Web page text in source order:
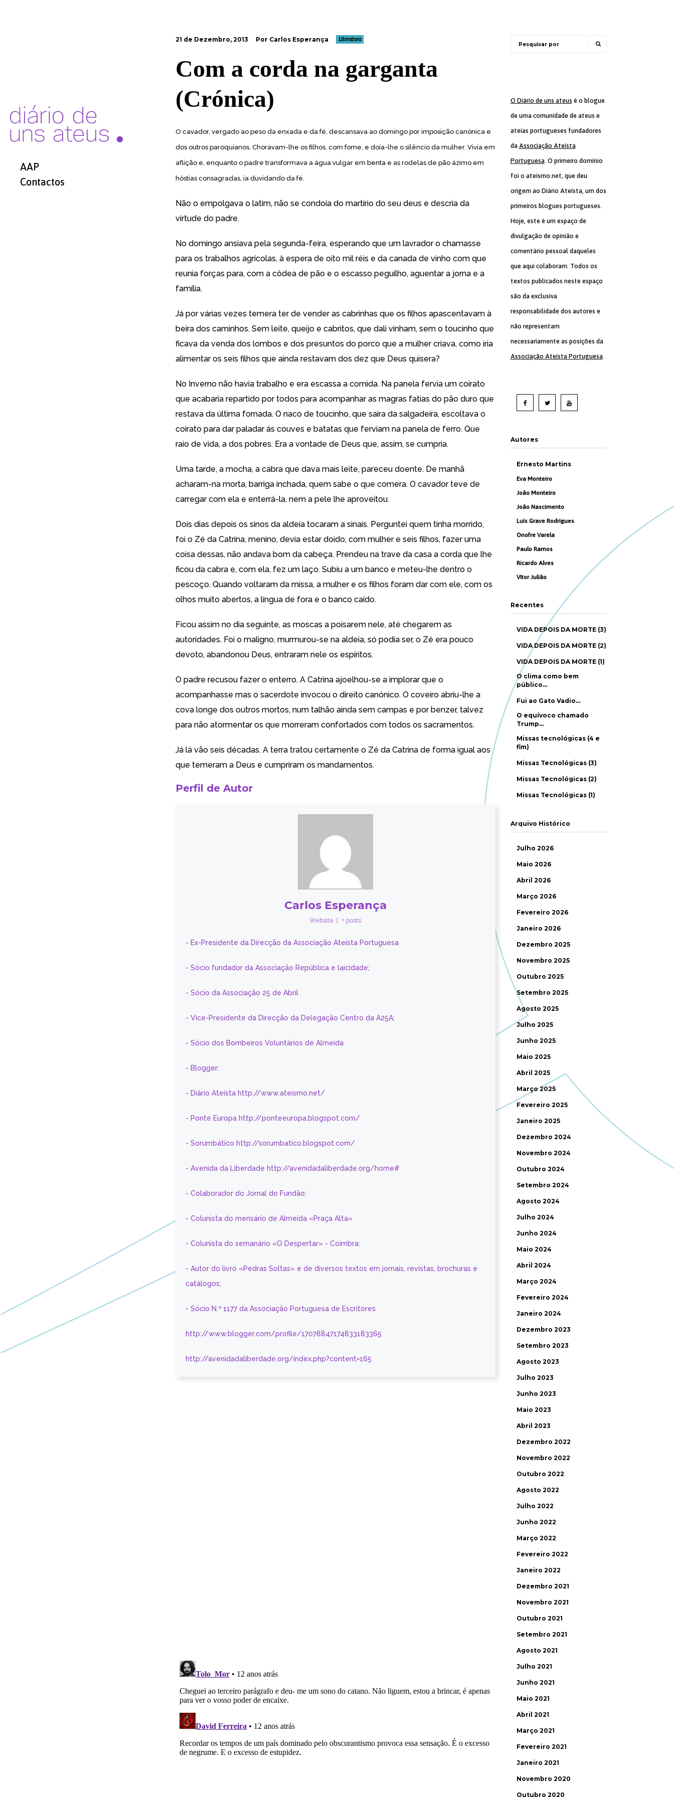
AAP
Contactos
21 de Dezembro, 2013 Por Carlos Esperança Literatura
Com a corda na garganta
(Crónica)
O cavador, vergado ao peso da enxada e da fé, descansava ao domingo por imposição canónica e
dos outros paroquianos. Choravam-lhe os filhos, com fome, e doía-lhe o silêncio da mulher. Vivia em
aflição e, enquanto o padre transformava a água vulgar em benta e as rodelas de pão ázimo em
hóstias consagradas, ia duvidando da fé.
Não o empolgava o latim, não se condoía do martírio do seu deus e descria da
virtude do padre.
No domingo ansiava pela segunda-feira, esperando que um lavrador o chamasse
para os trabalhos agrícolas, à espera de oito mil réis e da canada de vinho com que
reunia forças para, com a côdea de pão e o escasso peguilho, aguentar a jorna e a
família.
Já por várias vezes temera ter de vender as cabrinhas que os filhos apascentavam à
beira dos caminhos. Sem leite, queijo e cabritos, que dali vinham, sem o toucinho que
ficava da venda dos lombos e dos presuntos do porco que a mulher criava, como iria
alimentar os seis filhos que ainda restavam dos dez que Deus quisera?
No Inverno não havia trabalho e era escassa a comida. Na panela fervia um coirato
que acabaria repartido por todos para acompanhar as magras fatias do pão duro que
restava da última fornada. O naco de toucinho, que saíra da salgadeira, escoltava o
coirato para dar paladar às couves e batatas que ferviam na panela de ferro. Que
raio de vida, a dos pobres. Era a vontade de Deus que, assim, se cumpria.
Uma tarde, a mocha, a cabra que dava mais leite, pareceu doente. De manhã
acharam-na morta, barriga inchada, quem sabe o que comera. O cavador teve de
carregar com ela e enterrá-la, nem a pele lhe aproveitou.
Dois dias depois os sinos da aldeia tocaram a sinais. Perguntei quem tinha morrido,
foi o Zé da Catrina, menino, devia estar doido, com mulher e seis filhos, fazer uma
coisa dessas, não andava bom da cabeça. Prendeu na trave da casa a corda que lhe
ficou da cabra e, com ela, fez um laço. Subiu a um banco e meteu-lhe dentro o
pescoço. Quando voltaram da missa, a mulher e os filhos foram dar com ele, com os
olhos muito abertos, a língua de fora e o banco caído.
Ficou assim no dia seguinte, as moscas a poisarem nele, até chegarem as
autoridades. Foi o maligno, murmurou-se na aldeia, só podia ser, o Zé era pouco
devoto, abandonou Deus, entraram nele os espíritos.
O padre recusou fazer o enterro. A Catrina ajoelhou-se a implorar que o
acompanhasse mas o sacerdote invocou o direito canónico. O coveiro abriu-lhe a
cova longe dos outros mortos, num talhão ainda sem campas e por benzer, talvez
para não atormentar os que morreram confortados com todos os sacramentos.
Já lá vão seis décadas. A terra tratou certamente o Zé da Catrina de forma igual aos
que temeram a Deus e cumpriram os mandamentos.
Perfil de Autor
Carlos Esperança
Website + posts
- Ex-Presidente da Direcção da Associação Ateísta Portuguesa
- Sócio fundador da Associação República e laicidade;
- Sócio da Associação 25 de Abril
- Vice-Presidente da Direcção da Delegação Centro da A25A;
- Sócio dos Bombeiros Voluntários de Almeida
- Blogger:
- Diário Ateísta http://www.ateismo.net/
- Ponte Europa http://ponteeuropa.blogspot.com/
- Sorumbático http://sorumbatico.blogspot.com/
- Avenida da Liberdade http://avenidadaliberdade.org/home#
- Colaborador do Jornal do Fundão;
- Colunista do mensário de Almeida «Praça Alta»
- Colunista do semanário «O Despertar» - Coimbra:
- Autor do livro «Pedras Soltas» e de diversos textos em jornais, revistas, brochuras e
catálogos;
- Sócio N.º 1177 da Associação Portuguesa de Escritores
http://www.blogger.com/profile/17078847174833183365
http://avenidadaliberdade.org/index.php?content=165
O Diário de uns ateus é o blogue
de uma comunidade de ateus e
ateias portugueses fundadores
da Associação Ateísta
Portuguesa. O primeiro domínio
foi o ateismo.net, que deu
origem ao Diário Ateísta, um dos
primeiros blogues portugueses.
Hoje, este é um espaço de
divulgação de opinião e
comentário pessoal daqueles
que aqui colaboram. Todos os
textos publicados neste espaço
são da exclusiva
responsabilidade dos autores e
não representam
necessariamente as posições da
Associação Ateísta Portuguesa.
Autores
Ernesto Martins
Eva Monteiro
João Monteiro
João Nascimento
Luís Grave Rodrigues
Onofre Varela
Paulo Ramos
Ricardo Alves
Vítor Julião
Recentes
VIDA DEPOIS DA MORTE (3)
VIDA DEPOIS DA MORTE (2)
VIDA DEPOIS DA MORTE (1)
O clima como bem
público…
Fui ao Gato Vadio…
O equívoco chamado
Trump…
Missas tecnológicas (4 e
fim)
Missas Tecnológicas (3)
Missas Tecnológicas (2)
Missas Tecnológicas (1)
Arquivo Histórico
Julho 2026
Maio 2026
Abril 2026
Março 2026
Fevereiro 2026
Janeiro 2026
Dezembro 2025
Novembro 2025
Outubro 2025
Setembro 2025
Agosto 2025
Julho 2025
Junho 2025
Maio 2025
Abril 2025
Março 2025
Fevereiro 2025
Janeiro 2025
Dezembro 2024
Novembro 2024
Outubro 2024
Setembro 2024
Agosto 2024
Julho 2024
Junho 2024
Maio 2024
Abril 2024
Março 2024
Fevereiro 2024
Janeiro 2024
Dezembro 2023
Setembro 2023
Agosto 2023
Julho 2023
Junho 2023
Maio 2023
Abril 2023
Dezembro 2022
Novembro 2022
Outubro 2022
Agosto 2022
Julho 2022
Junho 2022
Março 2022
Fevereiro 2022
Janeiro 2022
Dezembro 2021
Novembro 2021
Outubro 2021
Setembro 2021
Agosto 2021
Julho 2021
Junho 2021
Maio 2021
Abril 2021
Março 2021
Fevereiro 2021
Janeiro 2021
Novembro 2020
Outubro 2020